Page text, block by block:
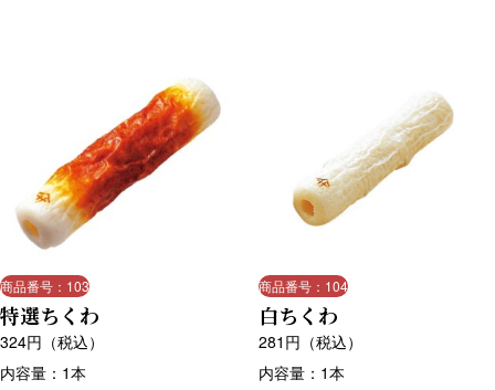
商品番号：103
特選ちくわ
324円（税込）
内容量：1本
商品番号：104
白ちくわ
281 円（税込）
内容量：1本